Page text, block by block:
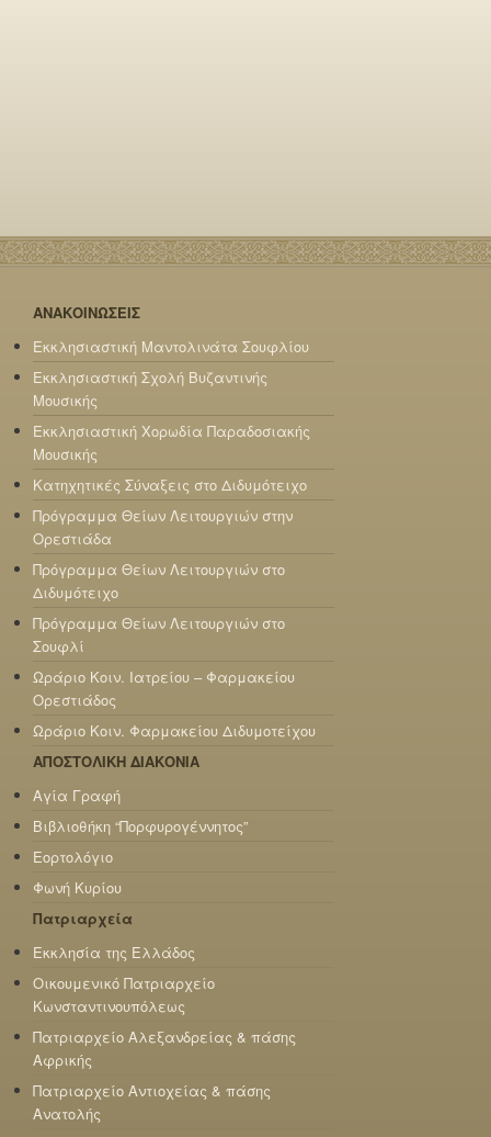
ΑΝΑΚΟΙΝΩΣΕΙΣ
Εκκλησιαστική Μαντολινάτα Σουφλίου
Εκκλησιαστική Σχολή Βυζαντινής
Μουσικής
Εκκλησιαστική Χορωδία Παραδοσιακής
Μουσικής
Κατηχητικές Σύναξεις στο Διδυμότειχο
Πρόγραμμα Θείων Λειτουργιών στην
Ορεστιάδα
Πρόγραμμα Θείων Λειτουργιών στο
Διδυμότειχο
Πρόγραμμα Θείων Λειτουργιών στο
Σουφλί
Ωράριο Κοιν. Ιατρείου – Φαρμακείου
Ορεστιάδος
Ωράριο Κοιν. Φαρμακείου Διδυμοτείχου
ΑΠΟΣΤΟΛΙΚΗ ΔΙΑΚΟΝΙΑ
Αγία Γραφή
Βιβλιοθήκη “Πορφυρογέννητος”
Εορτολόγιο
Φωνή Κυρίου
Πατριαρχεία
Εκκλησία της Ελλάδος
Οικουμενικό Πατριαρχείο
Κωνσταντινουπόλεως
Πατριαρχείο Αλεξανδρείας & πάσης
Αφρικής
Πατριαρχείο Αντιοχείας & πάσης
Ανατολής